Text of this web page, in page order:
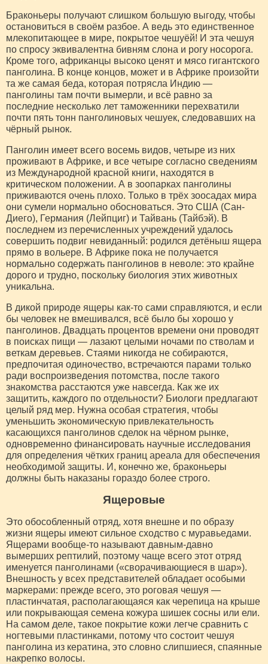
Браконьеры получают слишком большую выгоду, чтобы
остановиться в своём разбое. А ведь это единственное
млекопитающее в мире, покрытое чешуёй! И эта чешуя
по спросу эквивалентна бивням слона и рогу носорога.
Кроме того, африканцы высоко ценят и мясо гигантского
панголина. В конце концов, может и в Африке произойти
та же самая беда, которая потрясла Индию —
панголины там почти вымерли, и всё равно за
последние несколько лет таможенники перехватили
почти пять тонн панголиновых чешуек, следовавших на
чёрный рынок.
Панголин имеет всего восемь видов, четыре из них
проживают в Африке, и все четыре согласно сведениям
из Международной красной книги, находятся в
критическом положении. А в зоопарках панголины
приживаются очень плохо. Только в трёх зоосадах мира
они сумели нормально обосноваться. Это США (Сан-
Диего), Германия (Лейпциг) и Тайвань (Тайбэй). В
последнем из перечисленных учреждений удалось
совершить подвиг невиданный: родился детёныш ящера
прямо в вольере. В Африке пока не получается
нормально содержать панголинов в неволе: это крайне
дорого и трудно, поскольку биология этих животных
уникальна.
В дикой природе ящеры как-то сами справляются, и если
бы человек не вмешивался, всё было бы хорошо у
панголинов. Двадцать процентов времени они проводят
в поисках пищи — лазают целыми ночами по стволам и
веткам деревьев. Стаями никогда не собираются,
предпочитая одиночество, встречаются парами только
ради воспроизведения потомства, после такого
знакомства расстаются уже навсегда. Как же их
защитить, каждого по отдельности? Биологи предлагают
целый ряд мер. Нужна особая стратегия, чтобы
уменьшить экономическую привлекательность
касающихся панголинов сделок на чёрном рынке,
одновременно финансировать научные исследования
для определения чётких границ ареала для обеспечения
необходимой защиты. И, конечно же, браконьеры
должны быть наказаны гораздо более строго.
Ящеровые
Это обособленный отряд, хотя внешне и по образу
жизни ящеры имеют сильное сходство с муравьедами.
Ящерами вообще-то называют давным-давно
вымерших рептилий, поэтому чаще всего этот отряд
именуется панголинами («сворачивающиеся в шар»).
Внешность у всех представителей обладает особыми
маркерами: прежде всего, это роговая чешуя —
пластинчатая, располагающаяся как черепица на крыше
или покрывающая семена кожура шишек сосны или ели.
На самом деле, такое покрытие кожи легче сравнить с
ногтевыми пластинками, потому что состоит чешуя
панголина из кератина, это словно слипшиеся, спаянные
накрепко волосы.